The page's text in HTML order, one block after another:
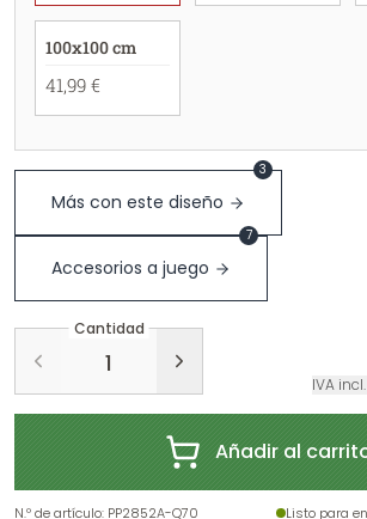
100x100 cm
41,99 €
Más con este diseño
3
Accesorios a juego
7
Cantidad
IVA
Añadir al
N.º de artículo: PP2852A-Q70 Listo para